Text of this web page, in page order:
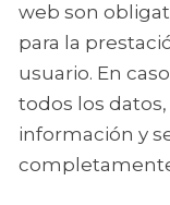
web son
para la
usuario. En
todos los
información y